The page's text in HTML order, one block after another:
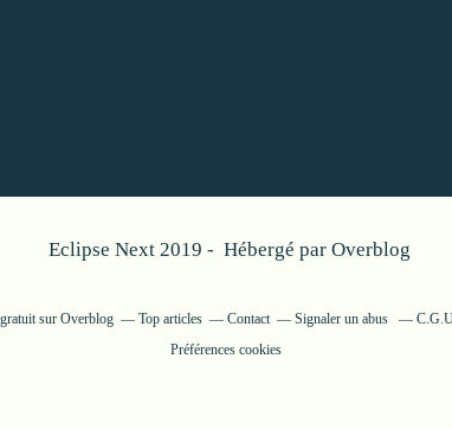
Eclipse Next 2019 - Hébergé par Overblog
sur Overblog Top articles Contact Signaler un abus
Préférences cookies